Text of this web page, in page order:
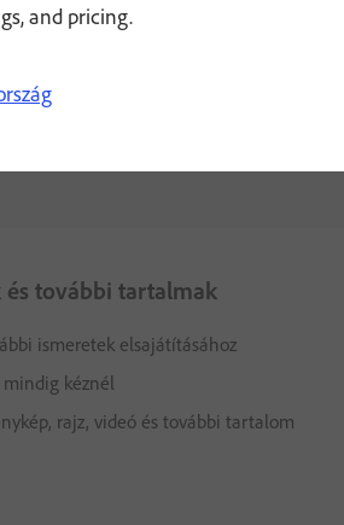
további tartalmak
ismeretek elsajátításához
kéznél
rajz, videó és további tartalom
and pricing.